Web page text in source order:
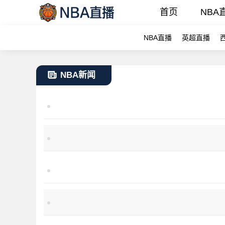
首页 NBA
NBA直播 英超直播
NBA新闻